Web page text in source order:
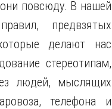
повсюду. В нашей
предвзятых
делают нас
стереотипам,
людей, мыслящих
телефона и